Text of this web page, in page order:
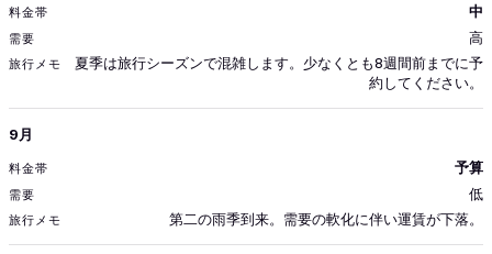
中
高
夏季は旅行シーズンで混雑します。少なくとも8週間前までに予
約してください。
9月
予算
低
第二の雨季到来。需要の軟化に伴い運賃が下落。